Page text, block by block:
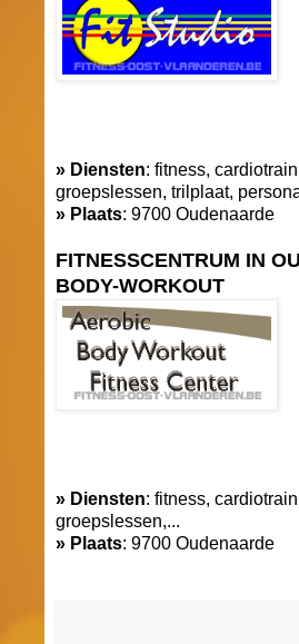
» Diensten: fitness,
groepslessen, trilplaat,
» Plaats: 9700 Oudenaarde
FITNESSCENTRUM IN
BODY-WORKOUT
» Diensten: fitness,
groepslessen,...
» Plaats: 9700 Oudenaarde